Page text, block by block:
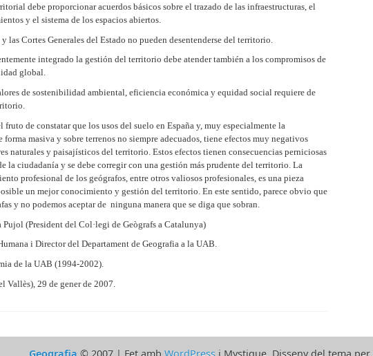
debe proporcionar acuerdos básicos sobre el trazado de las infraestructuras, el
y el sistema de los espacios abiertos.
Cortes Generales del Estado no pueden desentenderse del territorio.
integrado la gestión del territorio debe atender también a los compromisos de
global.
de sostenibilidad ambiental, eficiencia económica y equidad social requiere de
de constatar que los usos del suelo en España y, muy especialmente la
masiva y sobre terrenos no siempre adecuados, tiene efectos muy negativos
naturales y paisajísticos del territorio. Estos efectos tienen consecuencias perniciosas
la ciudadanía y se debe corregir con una gestión más prudente del territorio. La
profesional de los geógrafos, entre otros valiosos profesionales, es una pieza
un mejor conocimiento y gestión del territorio. En este sentido, parece obvio que
y no podemos aceptar de ninguna manera que se diga que sobran.
(President del Col·legi de Geògrafs a Catalunya)
i Director del Departament de Geografia a la UAB.
de la UAB (1994-2002).
Vallès), 29 de gener de 2007.